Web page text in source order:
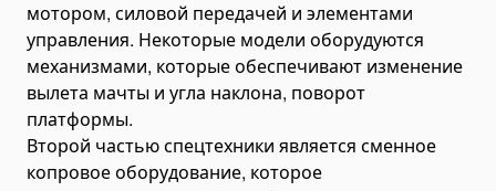
Щетки коммунальные
Подметальные коммунальные щетки
Щетина для коммунальных щеток
Буровые установки
Вилы и захваты
Захваты для леса
мотором, силовой передачей и элементами
управления. Некоторые модели оборудуются
механизмами, которые обеспечивают изменение
вылета мачты и угла наклона, поворот
платформы.
Второй частью спецтехники является сменное
копровое оборудование, которое